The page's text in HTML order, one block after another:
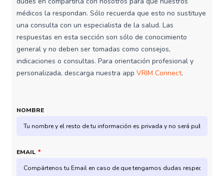
médicos la respondan. Sólo recuerda que esto no sustituye
una consulta con un especialista de la salud. Las
respuestas en esta sección son sólo de conocimiento
general y no deben ser tomadas como consejos,
indicaciones o consultas. Para orientación profesional y
personalizada, descarga nuestra app VRIM Connect.
NOMBRE
EMAIL